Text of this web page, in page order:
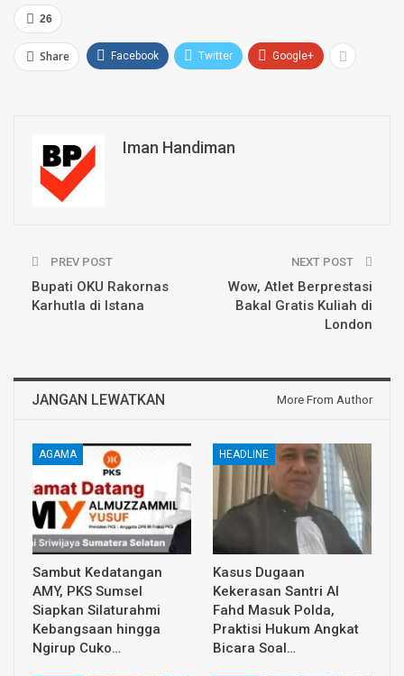
26
Share Facebook Twitter Google+
Iman Handiman
PREV POST
Bupati OKU Rakornas
Karhutla di Istana
NEXT POST
Wow, Atlet Berprestasi
Bakal Gratis Kuliah di
London
JANGAN LEWATKAN More From Author
AGAMA
Sambut Kedatangan
AMY, PKS Sumsel
Siapkan Silaturahmi
Kebangsaan hingga
Ngirup Cuko…
HEADLINE
Kasus Dugaan
Kekerasan Santri Al
Fahd Masuk Polda,
Praktisi Hukum Angkat
Bicara Soal…